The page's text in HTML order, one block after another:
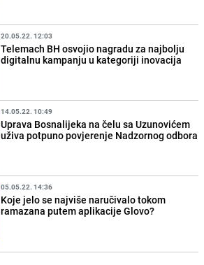
20.05.22. 12:03
Telemach BH osvojio nagradu za najbolju
digitalnu kampanju u kategoriji inovacija
14.05.22. 10:49
Uprava Bosnalijeka na čelu sa Uzunovićem
uživa potpuno povjerenje Nadzornog odbora
05.05.22. 14:36
Koje jelo se najviše naručivalo tokom
ramazana putem aplikacije Glovo?